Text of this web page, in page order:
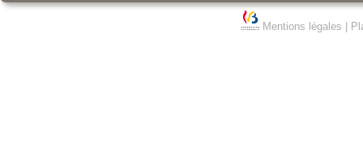
Mentions légales